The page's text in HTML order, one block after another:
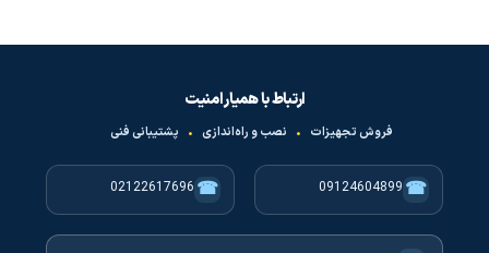
ارتباط با همیار امنیت
فروش تجهیزات • نصب و راه‌اندازی • پشتیبانی فنی
☎
09124604899
☎
02122617696